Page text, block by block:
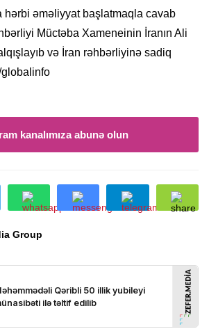
hərbi əməliyyat başlatmaqla cavab
Müctəba Xameneinin İranın Ali
və İran rəhbərliyinə sadiq
globalinfo
kanalımıza abunə olun
Group